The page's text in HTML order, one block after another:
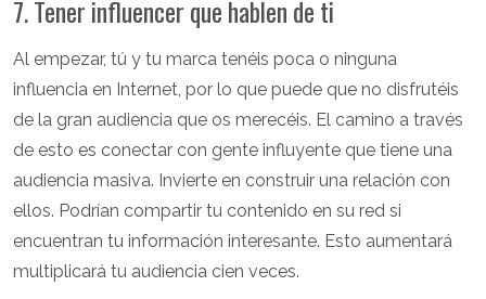
7. Tener influencer que hablen de ti
Al empezar, tú y tu marca tenéis poca o ninguna
influencia en Internet, por lo que puede que no disfrutéis
de la gran audiencia que os merecéis. El camino a través
de esto es conectar con gente influyente que tiene una
audiencia masiva. Invierte en construir una relación con
ellos. Podrían compartir tu contenido en su red si
encuentran tu información interesante. Esto aumentará
multiplicará tu audiencia cien veces.